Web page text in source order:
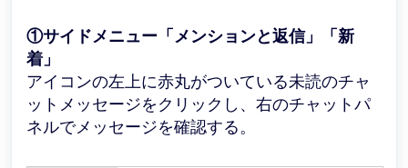
①サイドメニュー「メンションと返信」「新
着」
アイコンの左上に赤丸がついている未読のチャ
ットメッセージをクリックし、右のチャットパ
ネルでメッセージを確認する。